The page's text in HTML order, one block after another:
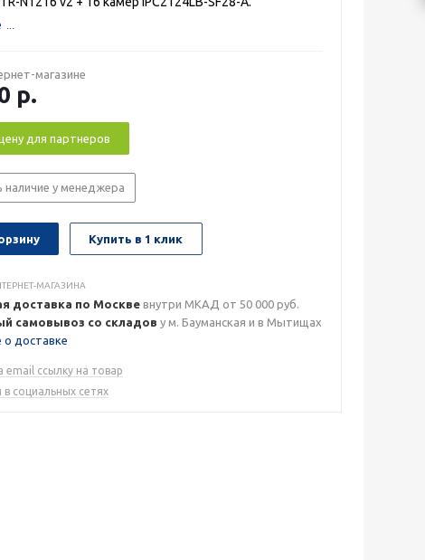
магазине
р.
для партнеров
наличие у менеджера
Купить в 1 клик
МАГАЗИНА
доставка по Москве внутри МКАД от 50 000 руб.
самовывоз со складов у м. Бауманская и в Мытищах
доставке
email ссылку на товар
в социальных сетях